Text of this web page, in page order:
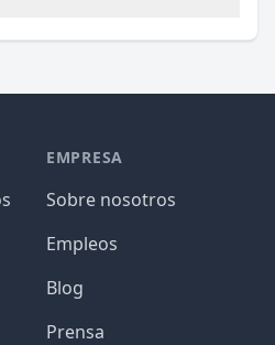
EMPRESA
Sobre nosotros
Empleos
Blog
Prensa